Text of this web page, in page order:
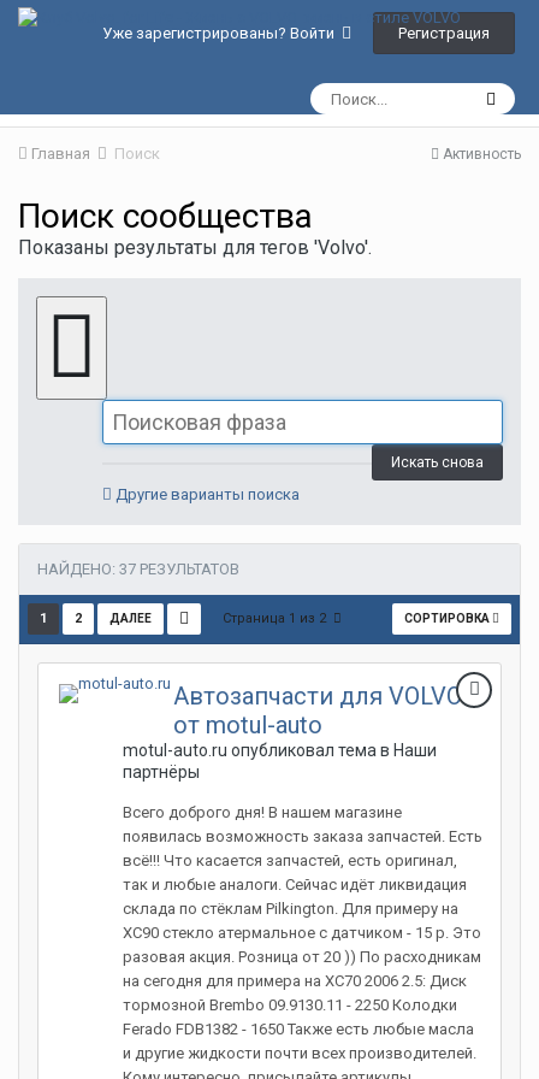
Уже зарегистрированы? Войти Регистрация
Активность
Главная Поиск
Поиск сообщества
Показаны результаты для тегов 'Volvo'.
Искать снова
Другие варианты поиска
НАЙДЕНО: 37 РЕЗУЛЬТАТОВ
1 2 ДАЛЕЕ Страница 1 из 2 СОРТИРОВКА
Автозапчасти для VOLVO
от motul-auto
motul-auto.ru опубликовал тема в Наши
партнёры
Всего доброго дня! В нашем магазине
появилась возможность заказа запчастей. Есть
всё!!! Что касается запчастей, есть оригинал,
так и любые аналоги. Сейчас идёт ликвидация
склада по стёклам Pilkington. Для примеру на
XС90 стекло атермальное с датчиком - 15 р. Это
разовая акция. Розница от 20 )) По расходникам
на сегодня для примера на XC70 2006 2.5: Диск
тормозной Brembo 09.9130.11 - 2250 Колодки
Ferado FDB1382 - 1650 Также есть любые масла
и другие жидкости почти всех производителей.